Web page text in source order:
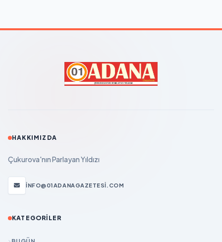
HAKKIMIZDA
Çukurova'nın Parlayan Yıldızı
INFO@01ADANAGAZETESI.COM
KATEGORILER